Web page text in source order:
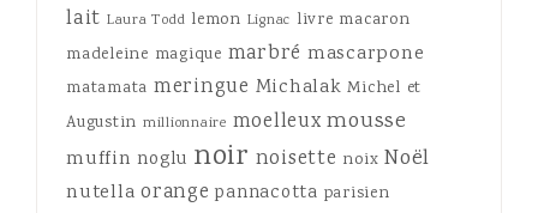
lait Laura Todd lemon Lignac livre macaron
madeleine magique marbré mascarpone
matamata meringue Michalak Michel et
Augustin millionnaire moelleux mousse
muffin noglu noir noisette noix Noël
nutella orange pannacotta parisien